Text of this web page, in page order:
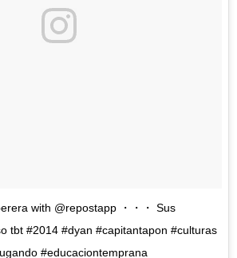
with @repostapp ・・・ Sus
tbt #2014 #dyan #capitantapon #culturas
#educaciontemprana